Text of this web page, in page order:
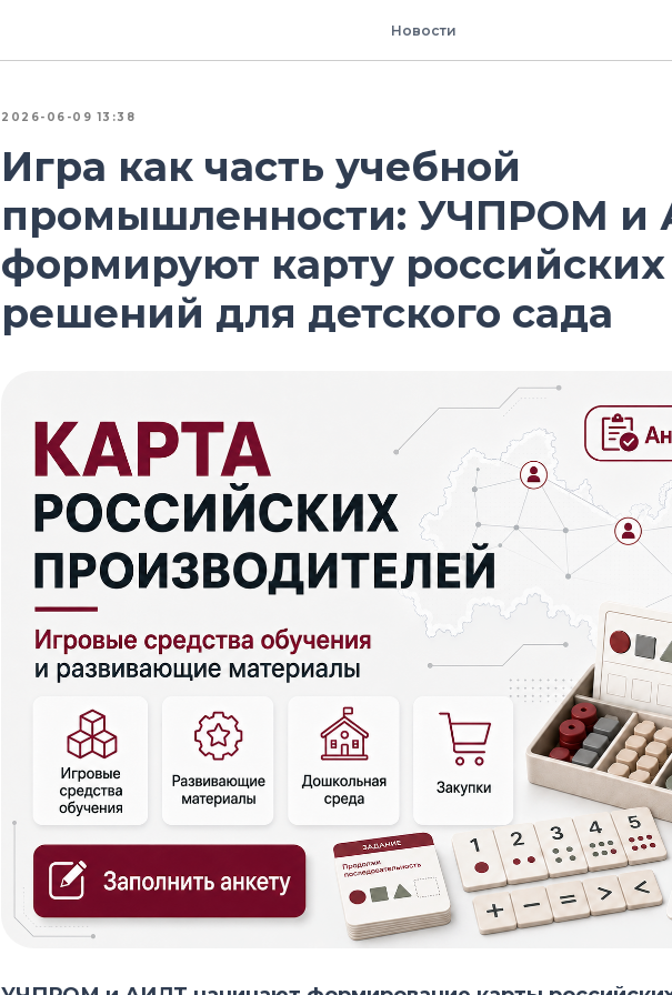
Новости
2026-06-09 13:38
Игра как часть учебной
промышленности: УЧПРОМ и
формируют карту российских
решений для детского сада